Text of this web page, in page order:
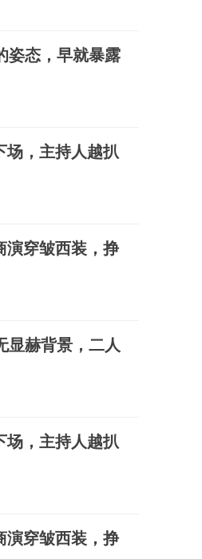
姿态，早就暴露
场，主持人越扒
演穿皱西装，挣
显赫背景，二人
场，主持人越扒
演穿皱西装，挣